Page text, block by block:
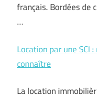
français. Bordées de
…
Location par une SCI
connaître
La location